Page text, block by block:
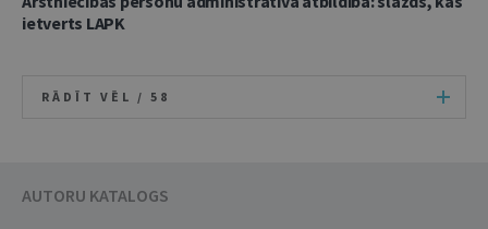
ietverts LAPK
RĀDĪT VĒL / 58
AUTORU KATALOGS